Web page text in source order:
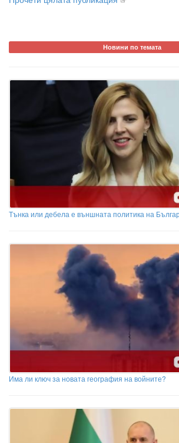
Новини по темата
Тънка или дебела е външната политика на
Има ли ключ за новата география на войните?